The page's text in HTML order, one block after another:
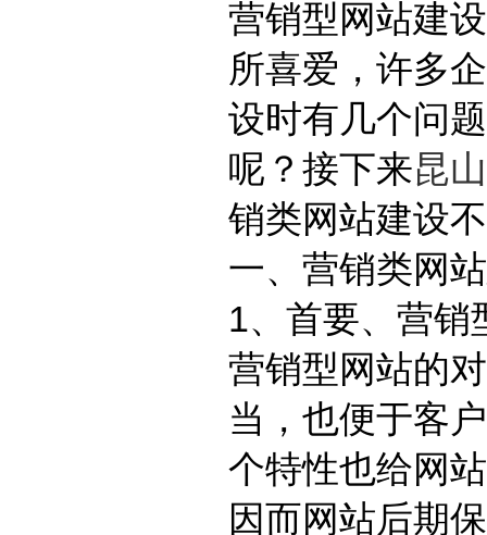
营销型网站建
所喜爱，许多
设时有几个问
呢？接下来昆
销类网站建设
一、营销类网
1、首要、营销
营销型网站的
当，也便于客
个特性也给网
因而网站后期